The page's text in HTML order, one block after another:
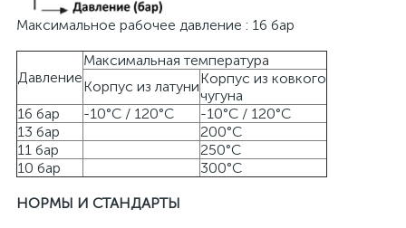
Максимальное рабочее давление : 16 бар
Давление
Максимальная температура
Корпус из латуниКорпус из ковкого
чугуна
16 бар
-10°C / 120°C
-10°C / 120°C
13 бар
200°C
11 бар
250°C
10 бар
300°C
НОРМЫ И СТАНДАРТЫ